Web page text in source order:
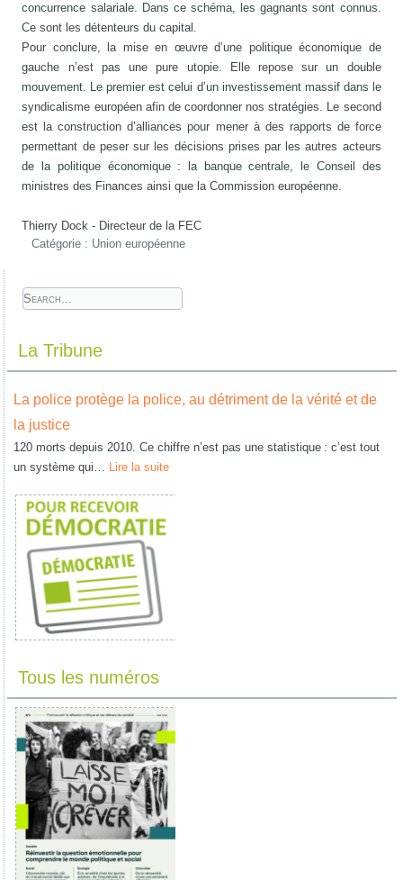
concurrence salariale. Dans ce schéma, les gagnants sont connus.
Ce sont les détenteurs du capital.
Pour conclure, la mise en œuvre d’une politique économique de
gauche n’est pas une pure utopie. Elle repose sur un double
mouvement. Le premier est celui d’un investissement massif dans le
syndicalisme européen afin de coordonner nos stratégies. Le second
est la construction d’alliances pour mener à des rapports de force
permettant de peser sur les décisions prises par les autres acteurs
de la politique économique : la banque centrale, le Conseil des
ministres des Finances ainsi que la Commission européenne.
Thierry Dock - Directeur de la FEC
Catégorie : Union européenne
La Tribune
La police protège la police, au détriment de la vérité et de
la justice
120 morts depuis 2010. Ce chiffre n’est pas une statistique : c’est tout
un système qui… Lire la suite
Tous les numéros